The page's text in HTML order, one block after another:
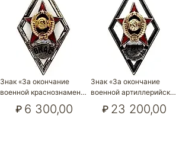
Знак «За окончание
военной краснознамен…
₽ 6 300,00
Знак «За окончание
военной артиллерийск…
₽ 23 200,00